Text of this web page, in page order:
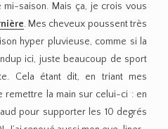
saison. Mais ça, je crois vous
. Mes cheveux poussent très
hyper pluvieuse, comme si la
ici, juste beaucoup de sport
Cela étant dit, en triant mes
remettre la main sur celui-ci : en
pour supporter les 10 degrés